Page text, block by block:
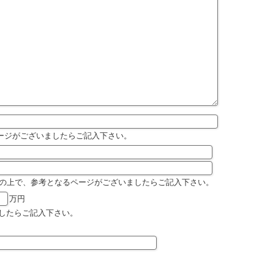
がございましたらご記入下さい。
上で、参考となるページがございましたらご記入下さい。
万円
たらご記入下さい。